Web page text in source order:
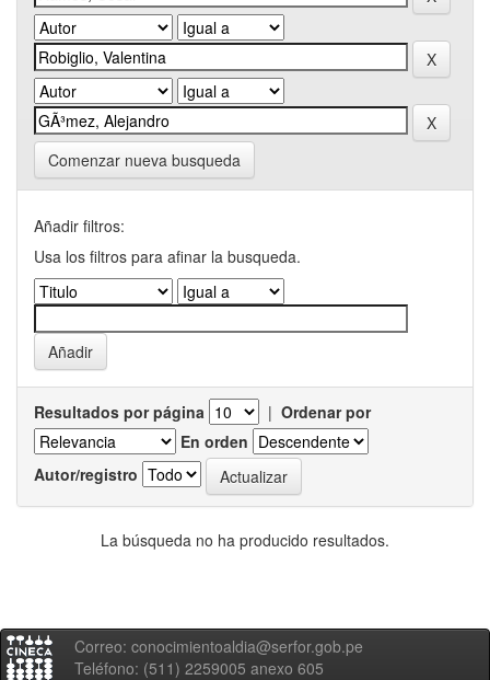
Comenzar nueva busqueda
Añadir filtros:
Usa los filtros para afinar la busqueda.
Resultados por página | Ordenar por
En orden
Autor/registro
La búsqueda no ha producido resultados.
Correo: conocimientoaldia@serfor.gob.pe
Teléfono: (511) 2259005 anexo 605